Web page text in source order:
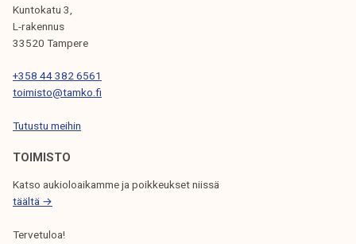
Kuntokatu 3,
L-rakennus
33520 Tampere
+358 44 382 6561
toimisto@tamko.fi
Tutustu meihin
TOIMISTO
Katso aukioloaikamme ja poikkeukset niissä
täältä →
Tervetuloa!